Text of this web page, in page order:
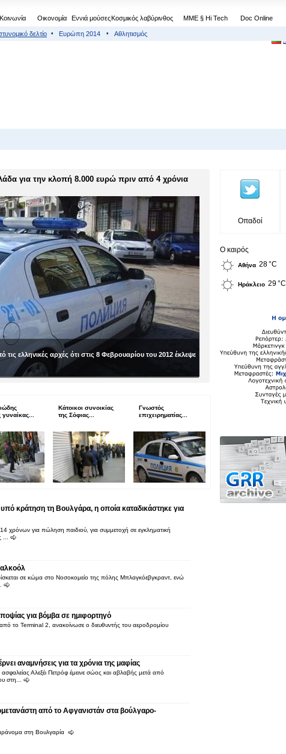
Κοινωνία Οικονομία Εννιά μούσεςΚοσμικός λαβύρινθος МΜΕ § Hi Tech Doc Online
δελτίο Ευρώπη 2014 Αθλητισμός
για την κλοπή 8.000 ευρώ πριν από 4 χρόνια
ελληνικές αρχές ότι στις 8 Φεβρουαρίου του 2012 έκλεψε
Κάτοικοι συνοικίας
της Σόφιας...
Γνωστός
επιχειρηματίας...
κράτηση τη Βουλγάρα, η οποία καταδικάστηκε για
χρόνων για πώληση παιδιού, για συμμετοχή σε εγκληματική
...
σε κώμα στο Νοσοκομείο της πόλης Μπλαγκόεβγκραντ, ενώ
για βόμβα σε ημιφορτηγό
από το Terminal 2, ανακοίνωσε ο διευθυντής του αεροδρομίου
αναμνήσεις για τα χρόνια της μαφίας
Αλεξέι Πετρόφ έμεινε σώος και αβλαβής μετά από
στη...
από το Αφγανιστάν στα βούλγαρο-
στη Βουλγαρία
Οπαδοί
Ο καιρός
Αθήνα 28 °C
Ηράκλειο 29 °C